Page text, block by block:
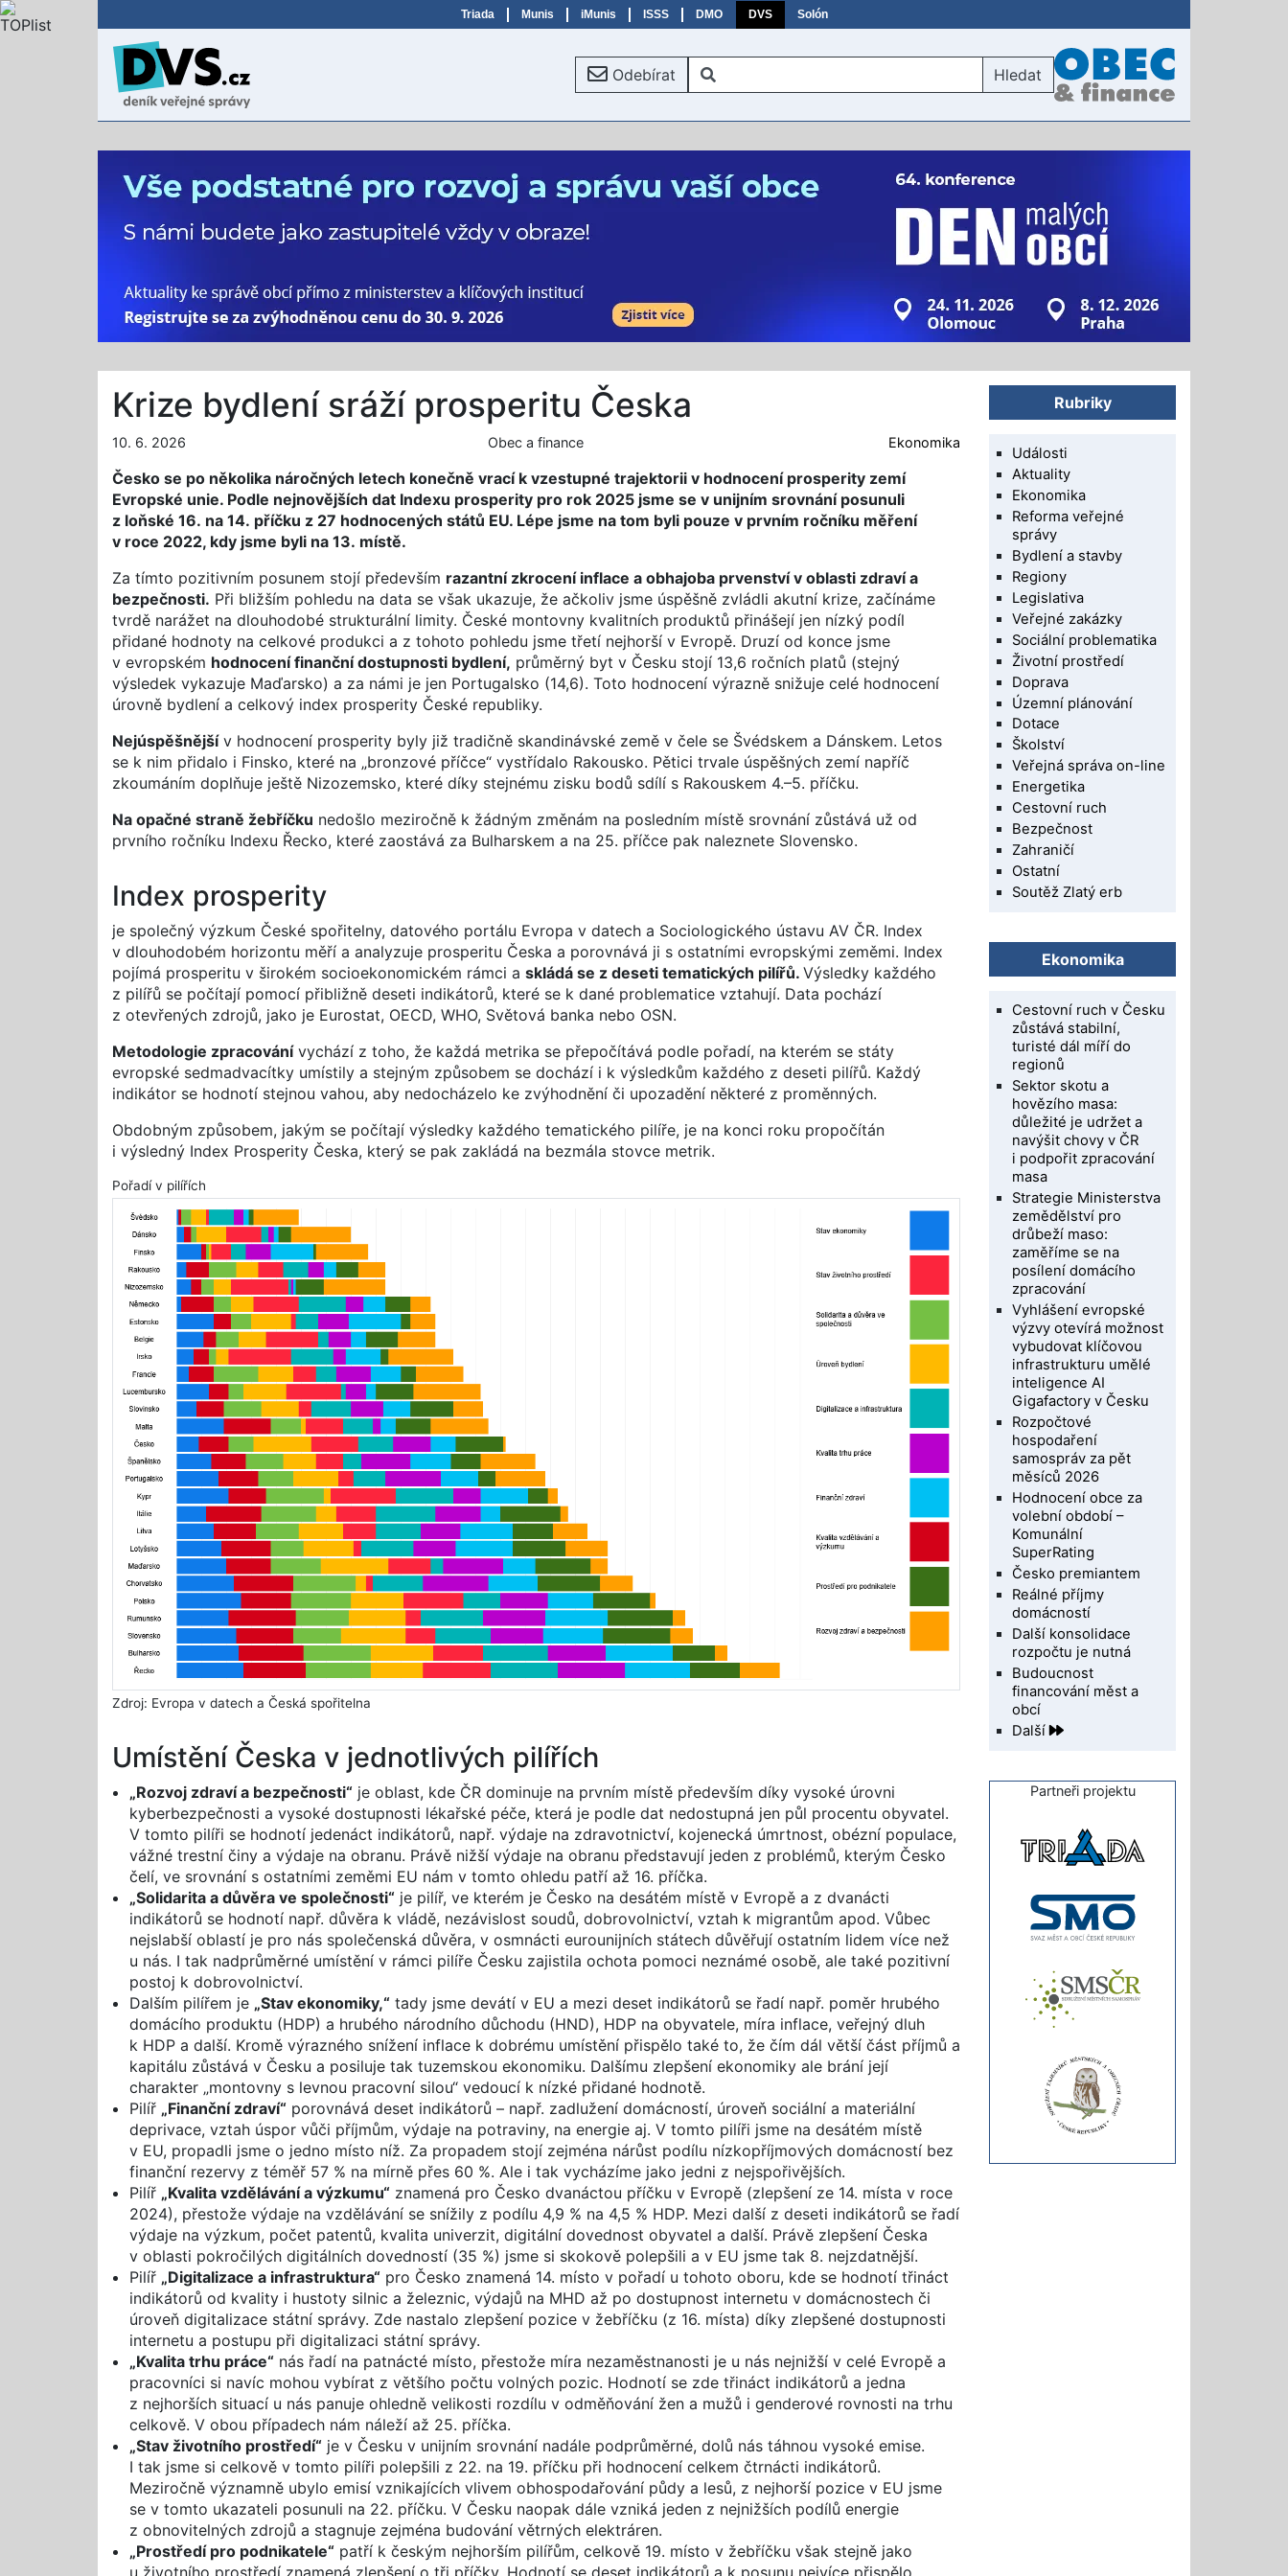
Triada Munis iMunis ISSS DMO DVS Solón
Odebírat Hledat
Krize bydlení sráží prosperitu Česka
10. 6. 2026 Obec a finance Ekonomika
Česko se po několika náročných letech konečně vrací k vzestupné trajektorii v hodnocení prosperity zemí
Evropské unie. Podle nejnovějších dat Indexu prosperity pro rok 2025 jsme se v unijním srovnání posunuli
z loňské 16. na 14. příčku z 27 hodnocených států EU. Lépe jsme na tom byli pouze v prvním ročníku měření
v roce 2022, kdy jsme byli na 13. místě.
Za tímto pozitivním posunem stojí především razantní zkrocení inflace a obhajoba prvenství v oblasti zdraví a
bezpečnosti. Při bližším pohledu na data se však ukazuje, že ačkoliv jsme úspěšně zvládli akutní krize, začínáme
tvrdě narážet na dlouhodobé strukturální limity. České montovny kvalitních produktů přinášejí jen nízký podíl
přidané hodnoty na celkové produkci a z tohoto pohledu jsme třetí nejhorší v Evropě. Druzí od konce jsme
v evropském hodnocení finanční dostupnosti bydlení, průměrný byt v Česku stojí 13,6 ročních platů (stejný
výsledek vykazuje Maďarsko) a za námi je jen Portugalsko (14,6). Toto hodnocení výrazně snižuje celé hodnocení
úrovně bydlení a celkový index prosperity České republiky.
Nejúspěšnějšív hodnocení prosperity byly již tradičně skandinávské země v čele se Švédskem a Dánskem. Letos
se k nim přidalo i Finsko, které na „bronzové příčce“ vystřídalo Rakousko. Pětici trvale úspěšných zemí napříč
zkoumáním doplňuje ještě Nizozemsko, které díky stejnému zisku bodů sdílí s Rakouskem 4.–5. příčku.
Na opačné straně žebříčku nedošlo meziročně k žádným změnám na posledním místě srovnání zůstává už od
prvního ročníku Indexu Řecko, které zaostává za Bulharskem a na 25. příčce pak naleznete Slovensko.
Index prosperity
je společný výzkum České spořitelny, datového portálu Evropa v datech a Sociologického ústavu AV ČR. Index
v dlouhodobém horizontu měří a analyzuje prosperitu Česka a porovnává ji s ostatními evropskými zeměmi. Index
pojímá prosperitu v širokém socioekonomickém rámci a skládá se z deseti tematických pilířů. Výsledky každého
z pilířů se počítají pomocí přibližně deseti indikátorů, které se k dané problematice vztahují. Data pochází
z otevřených zdrojů, jako je Eurostat, OECD, WHO, Světová banka nebo OSN.
Metodologie zpracovánívychází z toho, že každá metrika se přepočítává podle pořadí, na kterém se státy
evropské sedmadvacítky umístily a stejným způsobem se dochází i k výsledkům každého z deseti pilířů. Každý
indikátor se hodnotí stejnou vahou, aby nedocházelo ke zvýhodnění či upozadění některé z proměnných.
Obdobným způsobem, jakým se počítají výsledky každého tematického pilíře, je na konci roku propočítán
i výsledný Index Prosperity Česka, který se pak zakládá na bezmála stovce metrik.
Pořadí v pilířích
Zdroj: Evropa v datech a Česká spořitelna
Umístění Česka v jednotlivých pilířích
„Rozvoj zdraví a bezpečnosti“ je oblast, kde ČR dominuje na prvním místě především díky vysoké úrovni
kyberbezpečnosti a vysoké dostupnosti lékařské péče, která je podle dat nedostupná jen půl procentu obyvatel.
V tomto pilíři se hodnotí jedenáct indikátorů, např. výdaje na zdravotnictví, kojenecká úmrtnost, obézní populace,
vážné trestní činy a výdaje na obranu. Právě nižší výdaje na obranu představují jeden z problémů, kterým Česko
čelí, ve srovnání s ostatními zeměmi EU nám v tomto ohledu patří až 16. příčka.
„Solidarita a důvěra ve společnosti“ je pilíř, ve kterém je Česko na desátém místě v Evropě a z dvanácti
indikátorů se hodnotí např. důvěra k vládě, nezávislost soudů, dobrovolnictví, vztah k migrantům apod. Vůbec
nejslabší oblastí je pro nás společenská důvěra, v osmnácti eurounijních státech důvěřují ostatním lidem více než
u nás. I tak nadprůměrné umístění v rámci pilíře Česku zajistila ochota pomoci neznámé osobě, ale také pozitivní
postoj k dobrovolnictví.
Dalším pilířem je „Stav ekonomiky,“ tady jsme devátí v EU a mezi deset indikátorů se řadí např. poměr hrubého
domácího produktu (HDP) a hrubého národního důchodu (HND), HDP na obyvatele, míra inflace, veřejný dluh
k HDP a další. Kromě výrazného snížení inflace k dobrému umístění přispělo také to, že čím dál větší část příjmů a
kapitálu zůstává v Česku a posiluje tak tuzemskou ekonomiku. Dalšímu zlepšení ekonomiky ale brání její
charakter „montovny s levnou pracovní silou“ vedoucí k nízké přidané hodnotě.
Pilíř „Finanční zdraví“ porovnává deset indikátorů – např. zadlužení domácností, úroveň sociální a materiální
deprivace, vztah úspor vůči příjmům, výdaje na potraviny, na energie aj. V tomto pilíři jsme na desátém místě
v EU, propadli jsme o jedno místo níž. Za propadem stojí zejména nárůst podílu nízkopříjmových domácností bez
finanční rezervy z téměř 57 % na mírně přes 60 %. Ale i tak vycházíme jako jedni z nejspořivějších.
Pilíř „Kvalita vzdělávání a výzkumu“ znamená pro Česko dvanáctou příčku v Evropě (zlepšení ze 14. místa v roce
2024), přestože výdaje na vzdělávání se snížily z podílu 4,9 % na 4,5 % HDP. Mezi další z deseti indikátorů se řadí
výdaje na výzkum, počet patentů, kvalita univerzit, digitální dovednost obyvatel a další. Právě zlepšení Česka
v oblasti pokročilých digitálních dovedností (35 %) jsme si skokově polepšili a v EU jsme tak 8. nejzdatnější.
Pilíř „Digitalizace a infrastruktura“ pro Česko znamená 14. místo v pořadí u tohoto oboru, kde se hodnotí třináct
indikátorů od kvality i hustoty silnic a železnic, výdajů na MHD až po dostupnost internetu v domácnostech či
úroveň digitalizace státní správy. Zde nastalo zlepšení pozice v žebříčku (z 16. místa) díky zlepšené dostupnosti
internetu a postupu při digitalizaci státní správy.
„Kvalita trhu práce“ nás řadí na patnácté místo, přestože míra nezaměstnanosti je u nás nejnižší v celé Evropě a
pracovníci si navíc mohou vybírat z většího počtu volných pozic. Hodnotí se zde třináct indikátorů a jedna
z nejhorších situací u nás panuje ohledně velikosti rozdílu v odměňování žen a mužů i genderové rovnosti na trhu
celkově. V obou případech nám náleží až 25. příčka.
„Stav životního prostředí“ je v Česku v unijním srovnání nadále podprůměrné, dolů nás táhnou vysoké emise.
I tak jsme si celkově v tomto pilíři polepšili z 22. na 19. příčku při hodnocení celkem čtrnácti indikátorů.
Meziročně významně ubylo emisí vznikajících vlivem obhospodařování půdy a lesů, z nejhorší pozice v EU jsme
se v tomto ukazateli posunuli na 22. příčku. V Česku naopak dále vzniká jeden z nejnižších podílů energie
z obnovitelných zdrojů a stagnuje zejména budování větrných elektráren.
„Prostředí pro podnikatele“ patří k českým nejhorším pilířům, celkově 19. místo v žebříčku však stejně jako
u životního prostředí znamená zlepšení o tři příčky. Hodnotí se deset indikátorů a k posunu nejvíce přispělo
Rubriky
Události
Aktuality
Ekonomika
Reforma veřejné
správy
Bydlení a stavby
Regiony
Legislativa
Veřejné zakázky
Sociální problematika
Životní prostředí
Doprava
Územní plánování
Dotace
Školství
Veřejná správa on-line
Energetika
Cestovní ruch
Bezpečnost
Zahraničí
Ostatní
Soutěž Zlatý erb
Ekonomika
Cestovní ruch v Česku
zůstává stabilní,
turisté dál míří do
regionů
Sektor skotu a
hovězího masa:
důležité je udržet a
navýšit chovy v ČR
i podpořit zpracování
masa
Strategie Ministerstva
zemědělství pro
drůbeží maso:
zaměříme se na
posílení domácího
zpracování
Vyhlášení evropské
výzvy otevírá možnost
vybudovat klíčovou
infrastrukturu umělé
inteligence AI
Gigafactory v Česku
Rozpočtové
hospodaření
samospráv za pět
měsíců 2026
Hodnocení obce za
volební období –
Komunální
SuperRating
Česko premiantem
Reálné příjmy
domácností
Další konsolidace
rozpočtu je nutná
Budoucnost
financování měst a
obcí
Další
Partneři projektu